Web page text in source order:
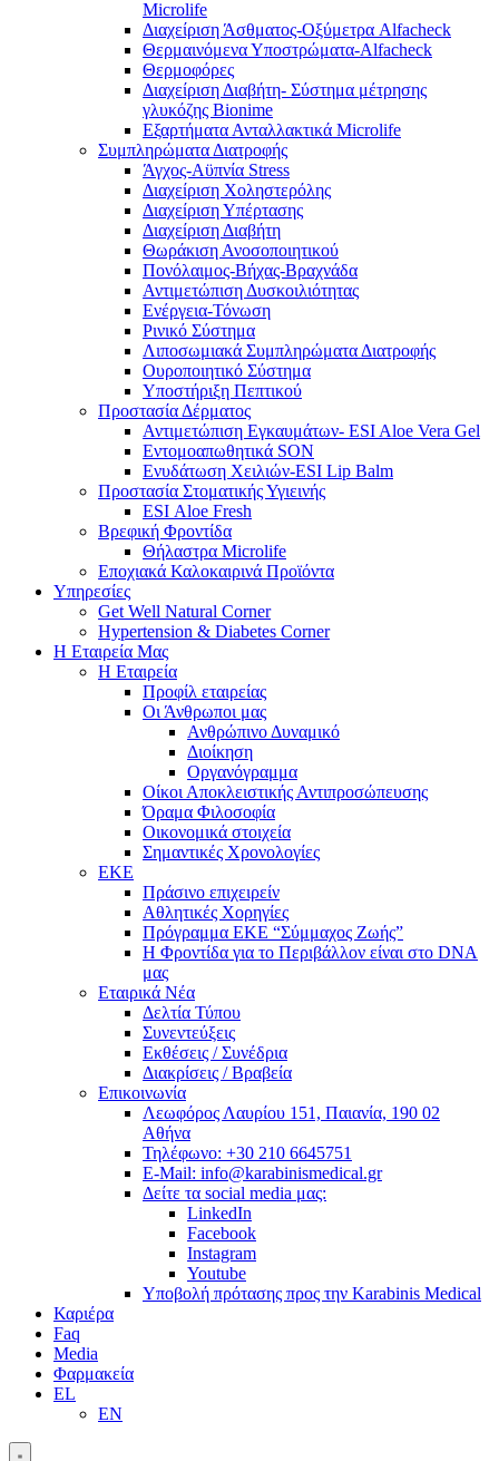
Microlife
Διαχείριση Άσθματος-Οξύμετρα Alfacheck
Θερμαινόμενα Υποστρώματα-Alfacheck
Θερμοφόρες
Διαχείριση Διαβήτη- Σύστημα μέτρησης
γλυκόζης Bionime
Εξαρτήματα Ανταλλακτικά Microlife
Συμπληρώματα Διατροφής
Άγχος-Αϋπνία Stress
Διαχείριση Χοληστερόλης
Διαχείριση Υπέρτασης
Διαχείριση Διαβήτη
Θωράκιση Ανοσοποιητικού
Πονόλαιμος-Βήχας-Βραχνάδα
Αντιμετώπιση Δυσκοιλιότητας
Eνέργεια-Τόνωση
Ρινικό Σύστημα
Λιποσωμιακά Συμπληρώματα Διατροφής
Ουροποιητικό Σύστημα
Υποστήριξη Πεπτικού
Προστασία Δέρματος
Αντιμετώπιση Εγκαυμάτων- ESI Aloe Vera Gel
Εντομοαπωθητικά SON
Ενυδάτωση Χειλιών-ESI Lip Balm
Προστασία Στοματικής Υγιεινής
ESI Αloe Fresh
Βρεφική Φροντίδα
Θήλαστρα Microlife
Εποχιακά Καλοκαιρινά Προϊόντα
Υπηρεσίες
Get Well Natural Corner
Hypertension & Diabetes Corner
Η Εταιρεία Μας
Η Εταιρεία
Προφίλ εταιρείας
Οι Άνθρωποι μας
Ανθρώπινο Δυναμικό
Διοίκηση
Οργανόγραμμα
Οίκοι Αποκλειστικής Αντιπροσώπευσης
Όραμα Φιλοσοφία
Οικονομικά στοιχεία
Σημαντικές Χρονολογίες
ΕΚΕ
Πράσινο επιχειρείν
Αθλητικές Χορηγίες
Πρόγραμμα ΕΚΕ “Σύμμαχος Ζωής”
Η Φροντίδα για το Περιβάλλον είναι στο DNA
μας
Εταιρικά Νέα
Δελτία Τύπου
Συνεντεύξεις
Εκθέσεις / Συνέδρια
Διακρίσεις / Βραβεία
Επικοινωνία
Λεωφόρος Λαυρίου 151, Παιανία, 190 02
Αθήνα
Τηλέφωνο: +30 210 6645751
E-Mail: info@karabinismedical.gr
Δείτε τα social media μας:
LinkedIn
Facebook
Instagram
Youtube
Υποβολή πρότασης προς την Karabinis Medical
Καριέρα
Faq
Media
Φαρμακεία
EL
EN